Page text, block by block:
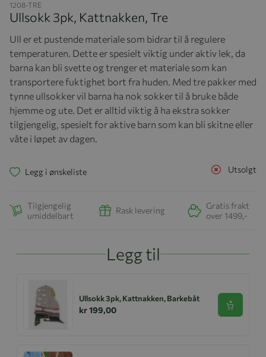
1208-TRE
Ullsokk 3pk, Kattnakken, Tre
Ull er et pustende materiale som bidrar til å regulere
temperaturen. Dette er spesielt viktig under aktiv lek, da
barna kan bli svette og trenger et materiale som kan
transportere fuktighet bort fra huden. Med tre pakker med
tynne ullsokker vil barna ha nok sokker til å bruke både
hjemme og ute. Det er alltid viktig å ha ekstra sokker
tilgjengelig, spesielt for aktive barn som kan bli skitne eller
våte i løpet av dagen.
Utsolgt
Legg i ønskeliste
Tilgjengelig
umiddelbart
Rask levering
Gratis frakt
over 1499,-
Legg til
Ullsokk 3pk, Kattnakken, Barkebåt
kr 199,00 Se